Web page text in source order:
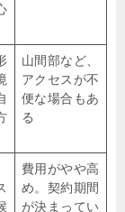
山間部など、
アクセスが不
便な場合もあ
る
費用がやや高
め。契約期間
が決まってい